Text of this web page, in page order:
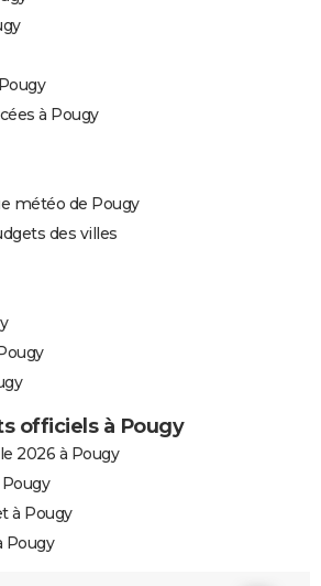
à Pougy
météo de Pougy
des villes
officiels à Pougy
2026 à Pougy
à Pougy
Pougy